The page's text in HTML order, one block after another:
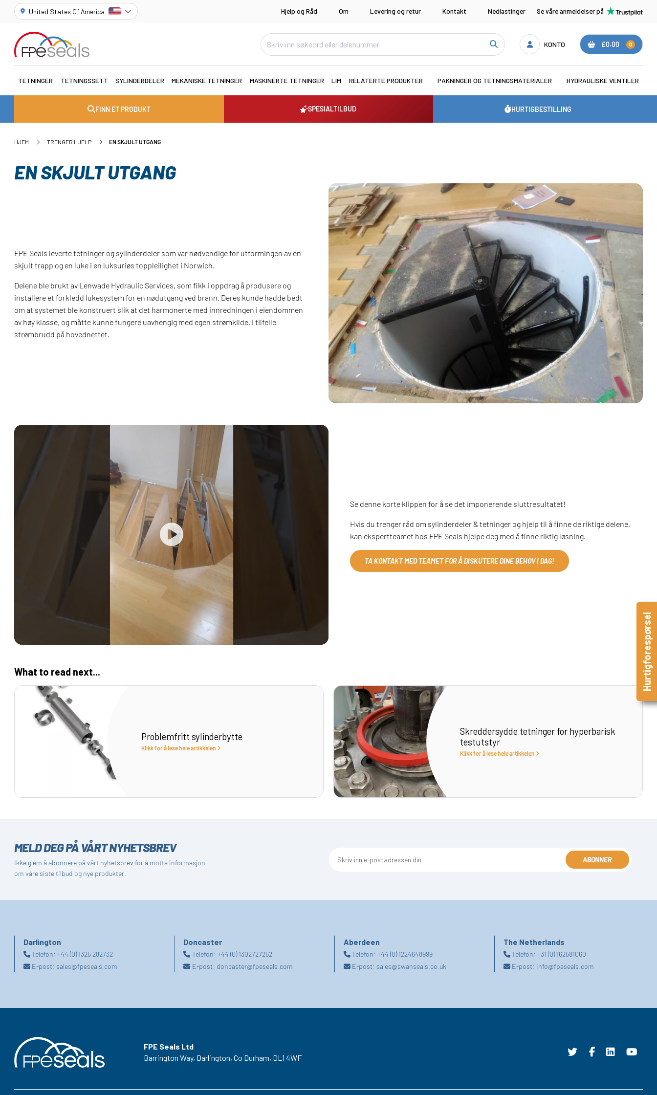
United States Of America Hjelp og Råd Om Levering og retur Kontakt Nedlastinger Se våre anmeldelser på
KONTO £0.00 0
TETNINGER TETNINGSSETT SYLINDERDELER MEKANISKE TETNINGER MASKINERTE TETNINGER LIM RELATERTE PRODUKTER PAKNINGER OG TETNINGSMATERIALER HYDRAULISKE VENTILER
FINN ET PRODUKT SPESIALTILBUD HURTIGBESTILLING
HJEM TRENGER HJELP EN SKJULT UTGANG
EN SKJULT UTGANG
FPE Seals leverte tetninger og sylinderdeler som var nødvendige for utformingen av en
skjult trapp og en luke i en luksuriøs toppleilighet i Norwich.
Delene ble brukt av Lenwade Hydraulic Services, som fikk i oppdrag å produsere og
installere et forkledd lukesystem for en nødutgang ved brann. Deres kunde hadde bedt
om at systemet ble konstruert slik at det harmonerte med innredningen i eiendommen
av høy klasse, og måtte kunne fungere uavhengig med egen strømkilde, i tilfelle
strømbrudd på hovednettet.
Se denne korte klippen for å se det imponerende sluttresultatet!
Hvis du trenger råd om sylinderdeler & tetninger og hjelp til å finne de riktige delene,
kan ekspertteamet hos FPE Seals hjelpe deg med å finne riktig løsning.
TA KONTAKT MED TEAMET FOR Å DISKUTERE DINE BEHOV I DAG!
What to read next...
Problemfritt sylinderbytte
Klikk for å lese hele artikkelen
Skreddersydde tetninger for hyperbarisk
testutstyr
Klikk for å lese hele artikkelen
MELD DEG PÅ VÅRT NYHETSBREV
Ikke glem å abonnere på vårt nyhetsbrev for å motta informasjon
om våre siste tilbud og nye produkter.
ABONNER
Darlington
Telefon:+44 (0) 1325 282732
E-post: sales@fpeseals.com
Doncaster
Telefon: +44 (0) 1302727252
E-post: doncaster@fpeseals.com
Aberdeen
Telefon: +44 (0) 1224648999
E-post: sales@swanseals.co.uk
The Netherlands
Telefon:+31 (0) 162581060
E-post: info@fpeseals.com
FPE Seals Ltd
Barrington Way, Darlington, Co Durham, DL1 4WF
Hurtigforespørsel